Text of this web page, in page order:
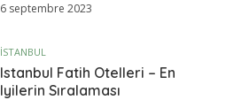
6 septembre 2023
İSTANBUL
Istanbul Fatih Otelleri – En
Iyilerin Sıralaması